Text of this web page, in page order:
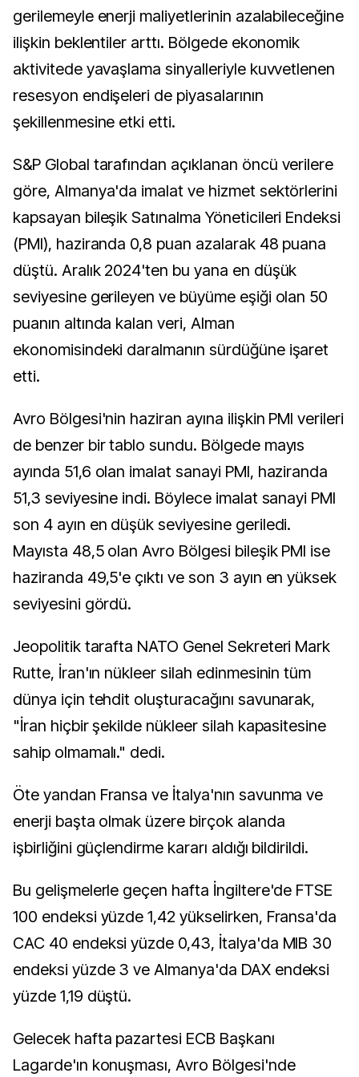
gerilemeyle enerji maliyetlerinin azalabileceğine
ilişkin beklentiler arttı. Bölgede ekonomik
aktivitede yavaşlama sinyalleriyle kuvvetlenen
resesyon endişeleri de piyasalarının
şekillenmesine etki etti.
S&P Global tarafından açıklanan öncü verilere
göre, Almanya'da imalat ve hizmet sektörlerini
kapsayan bileşik Satınalma Yöneticileri Endeksi
(PMI), haziranda 0,8 puan azalarak 48 puana
düştü. Aralık 2024'ten bu yana en düşük
seviyesine gerileyen ve büyüme eşiği olan 50
puanın altında kalan veri, Alman
ekonomisindeki daralmanın sürdüğüne işaret
etti.
Avro Bölgesi'nin haziran ayına ilişkin PMI verileri
de benzer bir tablo sundu. Bölgede mayıs
ayında 51,6 olan imalat sanayi PMI, haziranda
51,3 seviyesine indi. Böylece imalat sanayi PMI
son 4 ayın en düşük seviyesine geriledi.
Mayısta 48,5 olan Avro Bölgesi bileşik PMI ise
haziranda 49,5'e çıktı ve son 3 ayın en yüksek
seviyesini gördü.
Jeopolitik tarafta NATO Genel Sekreteri Mark
Rutte, İran'ın nükleer silah edinmesinin tüm
dünya için tehdit oluşturacağını savunarak,
"İran hiçbir şekilde nükleer silah kapasitesine
sahip olmamalı." dedi.
Öte yandan Fransa ve İtalya'nın savunma ve
enerji başta olmak üzere birçok alanda
işbirliğini güçlendirme kararı aldığı bildirildi.
Bu gelişmelerle geçen hafta İngiltere'de FTSE
100 endeksi yüzde 1,42 yükselirken, Fransa'da
CAC 40 endeksi yüzde 0,43, İtalya'da MIB 30
endeksi yüzde 3 ve Almanya'da DAX endeksi
yüzde 1,19 düştü.
Gelecek hafta pazartesi ECB Başkanı
Lagarde'ın konuşması, Avro Bölgesi'nde